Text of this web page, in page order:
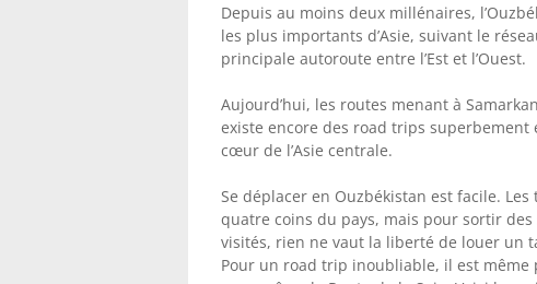
Depuis au moins deux millénaires,
les plus importants d’Asie, suivant le
principale autoroute entre l’Est et l’Ouest.
Aujourd’hui, les routes menant à
existe encore des road trips
cœur de l’Asie centrale.
Se déplacer en Ouzbékistan est facile.
quatre coins du pays, mais pour sortir
visités, rien ne vaut la liberté de louer un
Pour un road trip inoubliable, il est